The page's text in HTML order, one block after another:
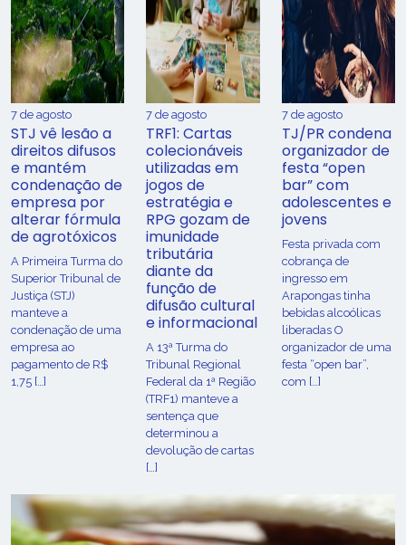
7 de agosto
STJ vê lesão a
direitos difusos
e mantém
condenação de
empresa por
alterar fórmula
de agrotóxicos
​A Primeira Turma do
Superior Tribunal de
Justiça (STJ)
manteve a
condenação de uma
empresa ao
pagamento de R$
1,75 […]
7 de agosto
TRF1: Cartas
colecionáveis
utilizadas em
jogos de
estratégia e
RPG gozam de
imunidade
tributária
diante da
função de
difusão cultural
e informacional
A 13ª Turma do
Tribunal Regional
Federal da 1ª Região
(TRF1) manteve a
sentença que
determinou a
devolução de cartas
[…]
7 de agosto
TJ/PR condena
organizador de
festa “open
bar” com
adolescentes e
jovens
Festa privada com
cobrança de
ingresso em
Arapongas tinha
bebidas alcoólicas
liberadas O
organizador de uma
festa “open bar”,
com […]